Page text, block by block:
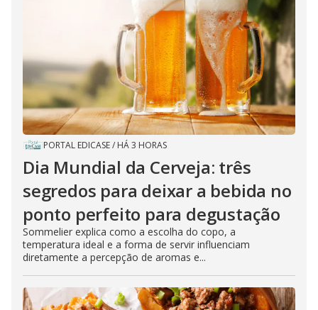
PORTAL EDICASE/ HÁ 3 HORAS
Dia Mundial da Cerveja: três
segredos para deixar a bebida no
ponto perfeito para degustação
Sommelier explica como a escolha do copo, a
temperatura ideal e a forma de servir influenciam
diretamente a percepção de aromas e...